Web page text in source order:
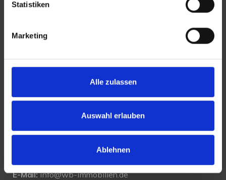
Statistiken
Marketing
Alle zulassen
Auswahl erlauben
Ablehnen
KONTAKT
WeserBergland Immobilien
Portastraße 36
Tel.:0571 - 597 265 17
0571 - 870 490 05
E-Mail:info@wb-immobilien.de